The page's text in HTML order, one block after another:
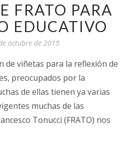
FRATO PARA
EDUCATIVO
octubre de 2015
de viñetas para la reflexión de
preocupados por la
de ellas tienen ya varias
muchas de las
Tonucci (FRATO) nos